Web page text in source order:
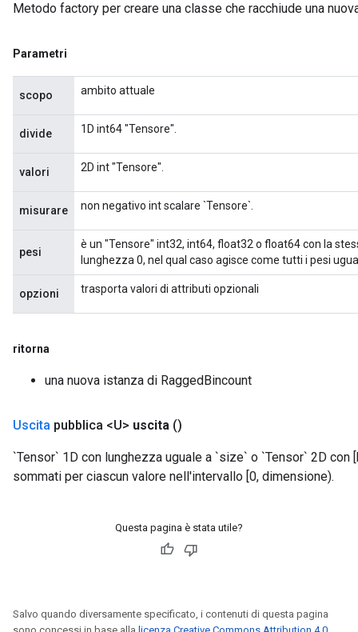
Metodo factory per creare una classe che racchiude una
Parametri
scopo ambito attuale
divide 1D int64 "Tensore".
valori 2D int "Tensore".
misurare non negativo int scalare `Tensore`.
pesi
è un "Tensore" int32, int64, float32 o float64 con la
lunghezza 0, nel qual caso agisce come tutti i pesi
opzioni trasporta valori di attributi opzionali
ritorna
una nuova istanza di RaggedBincount
Uscita pubblica <U> uscita ()
`Tensor` 1D con lunghezza uguale a `size` o `Tensor` 2D
sommati per ciascun valore nell'intervallo [0, dimensione).
Questa pagina è stata utile?
Salvo quando diversamente specificato, i contenuti di questa pagina